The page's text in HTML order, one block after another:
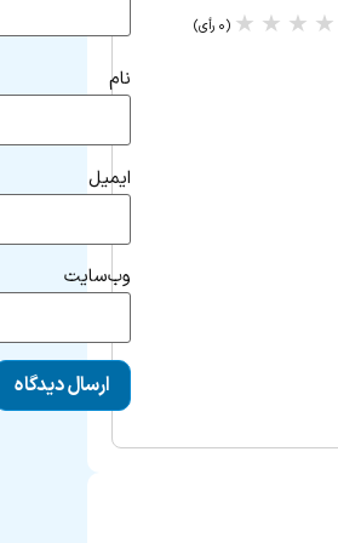
★
★
★
★ (۰ رأی)
نام
ایمیل
وب‌سایت